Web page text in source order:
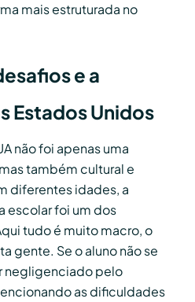
mais estruturada no
e a
Estados Unidos
não foi apenas uma
também cultural e
diferentes idades, a
escolar foi um dos
tudo é muito macro, o
gente. Se o aluno não se
negligenciado pelo
as dificuldades